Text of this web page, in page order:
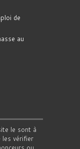
de
au
le sont à
les vérifier